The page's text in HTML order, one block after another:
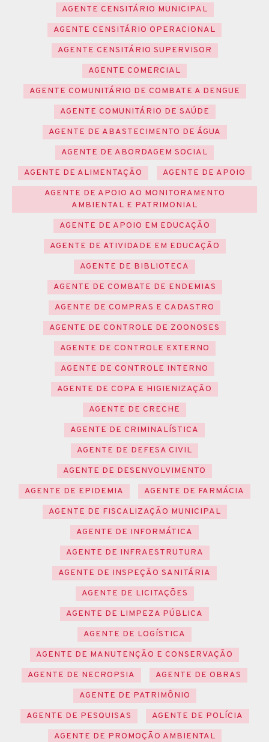
AGENTE CENSITÁRIO MUNICIPAL
AGENTE CENSITÁRIO OPERACIONAL
AGENTE CENSITÁRIO SUPERVISOR
AGENTE COMERCIAL
AGENTE COMUNITÁRIO DE COMBATE A DENGUE
AGENTE COMUNITÁRIO DE SAÚDE
AGENTE DE ABASTECIMENTO DE ÁGUA
AGENTE DE ABORDAGEM SOCIAL
AGENTE DE ALIMENTAÇÃO
AGENTE DE APOIO
AGENTE DE APOIO AO MONITORAMENTO
AMBIENTAL E PATRIMONIAL
AGENTE DE APOIO EM EDUCAÇÃO
AGENTE DE ATIVIDADE EM EDUCAÇÃO
AGENTE DE BIBLIOTECA
AGENTE DE COMBATE DE ENDEMIAS
AGENTE DE COMPRAS E CADASTRO
AGENTE DE CONTROLE DE ZOONOSES
AGENTE DE CONTROLE EXTERNO
AGENTE DE CONTROLE INTERNO
AGENTE DE COPA E HIGIENIZAÇÃO
AGENTE DE CRECHE
AGENTE DE CRIMINALÍSTICA
AGENTE DE DEFESA CIVIL
AGENTE DE DESENVOLVIMENTO
AGENTE DE EPIDEMIA
AGENTE DE FARMÁCIA
AGENTE DE FISCALIZAÇÃO MUNICIPAL
AGENTE DE INFORMÁTICA
AGENTE DE INFRAESTRUTURA
AGENTE DE INSPEÇÃO SANITÁRIA
AGENTE DE LICITAÇÕES
AGENTE DE LIMPEZA PÚBLICA
AGENTE DE LOGÍSTICA
AGENTE DE MANUTENÇÃO E CONSERVAÇÃO
AGENTE DE NECROPSIA
AGENTE DE OBRAS
AGENTE DE PATRIMÔNIO
AGENTE DE PESQUISAS
AGENTE DE POLÍCIA
AGENTE DE PROMOÇÃO AMBIENTAL